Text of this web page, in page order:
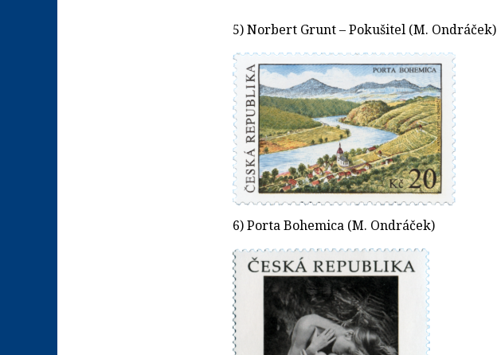
5) Norbert Grunt – Pokušitel (M. Ondráček)
6) Porta Bohemica (M. Ondráček)